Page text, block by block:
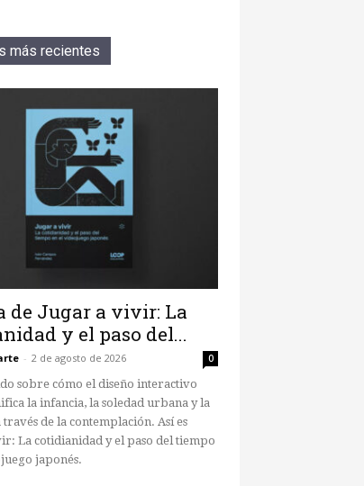
más recientes
de Jugar a vivir: La
y el paso del...
- 2 de agosto de 2026 0
sobre cómo el diseño interactivo
la infancia, la soledad urbana y la
de la contemplación. Así es
La cotidianidad y el paso del tiempo
japonés.